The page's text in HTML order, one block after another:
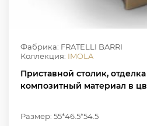
Фабрика: FRATELLI BARRI
Коллекция: IMOLA
Приставной столик,
композитный материал в
Размер: 55*46.5*54.5